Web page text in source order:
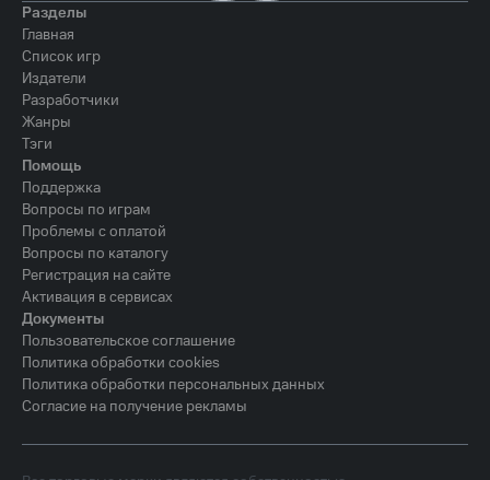
Разделы
Главная
Список игр
Издатели
Разработчики
Жанры
Тэги
Помощь
Поддержка
Вопросы по играм
Проблемы с оплатой
Вопросы по каталогу
Регистрация на сайте
Активация в сервисах
Документы
Пользовательское соглашение
Политика обработки cookies
Политика обработки персональных данных
Согласие на получение рекламы